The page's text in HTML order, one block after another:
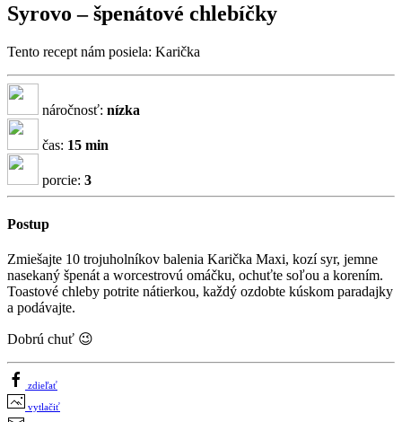
Syrovo – špenátové chlebíčky
Tento recept nám posiela: Karička
náročnosť: nízka
čas: 15 min
porcie: 3
Postup
Zmiešajte 10 trojuholníkov balenia Karička Maxi, kozí syr, jemne
nasekaný špenát a worcestrovú omáčku, ochuťte soľou a korením.
Toastové chleby potrite nátierkou, každý ozdobte kúskom paradajky
a podávajte.
Dobrú chuť 😉
zdieľať
vytlačiť